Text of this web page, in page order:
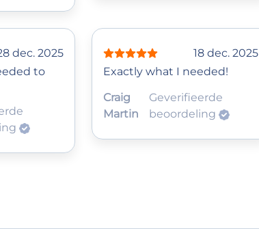
dec. 2025
to
18 dec. 2025
Exactly what I needed!
Craig
Martin
Geverifieerde
beoordeling